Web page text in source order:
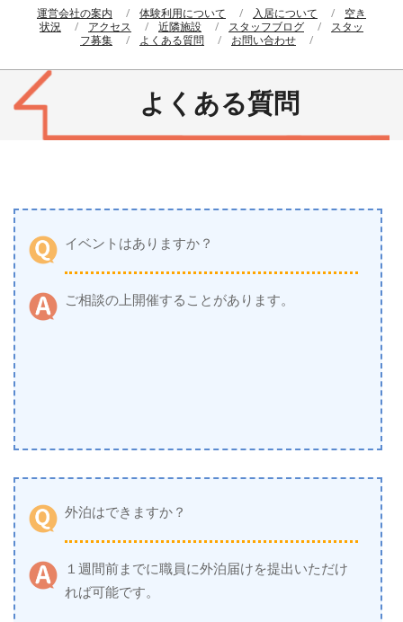
運営会社の案内 体験利用について 入居について
空き
状況
アクセス 近隣施設 スタッフブログ
スタッ
フ募集
よくある質問 お問い合わせ
よくある質問
イベントはありますか？
ご相談の上開催することがあります。
外泊はできますか？
１週間前までに職員に外泊届けを提出いただけ
れば可能です。